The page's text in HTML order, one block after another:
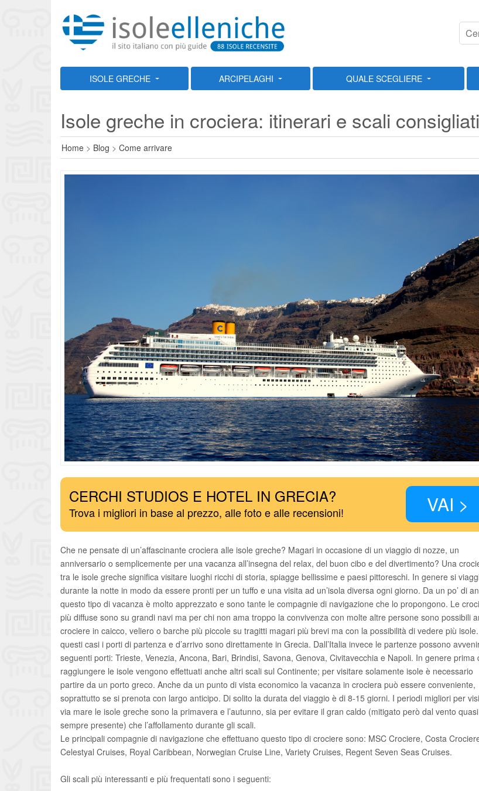
ISOLE GRECHE ARCIPELAGHI QUALE SCEGLIERE
Isole greche in crociera: itinerari e scali consigliati
Home > Blog > Come arrivare
CERCHI STUDIOS E HOTEL IN GRECIA?
Trova i migliori in base al prezzo, alle foto e alle recensioni! VAI >
Che ne pensate di un’affascinante crociera alle isole greche? Magari in occasione di un viaggio di nozze, un
anniversario o semplicemente per una vacanza all’insegna del relax, del buon cibo e del divertimento? Una
tra le isole greche significa visitare luoghi ricchi di storia, spiagge bellissime e paesi pittoreschi. In genere si
durante la notte in modo da essere pronti per un tuffo e una visita ad un’isola diversa ogni giorno. Da un po’ di
questo tipo di vacanza è molto apprezzato e sono tante le compagnie di navigazione che lo propongono. Le
più diffuse sono su grandi navi ma per chi non ama troppo la convivenza con molte altre persone sono possibili
crociere in caicco, veliero o barche più piccole su tragitti magari più brevi ma con la possibilità di vedere più
questi casi i porti di partenza e d’arrivo sono direttamente in Grecia. Dall’Italia invece le partenze possono
seguenti porti: Trieste, Venezia, Ancona, Bari, Brindisi, Savona, Genova, Civitavecchia e Napoli. In genere prima
raggiungere le isole vengono effettuati anche altri scali sul Continente; per visitare solamente isole è necessario
partire da un porto greco. Anche da un punto di vista economico la vacanza in crociera può essere conveniente,
soprattutto se si prenota con largo anticipo. Di solito la durata del viaggio è di 8-15 giorni. I periodi migliori per
via mare le isole greche sono la primavera e l’autunno, sia per evitare il gran caldo (mitigato però dal vento quasi
sempre presente) che l’affollamento durante gli scali.
Le principali compagnie di navigazione che effettuano questo tipo di crociere sono: MSC Crociere, Costa
Celestyal Cruises, Royal Caribbean, Norwegian Cruise Line, Variety Cruises, Regent Seven Seas Cruises.
Gli scali più interessanti e più frequentati sono i seguenti: